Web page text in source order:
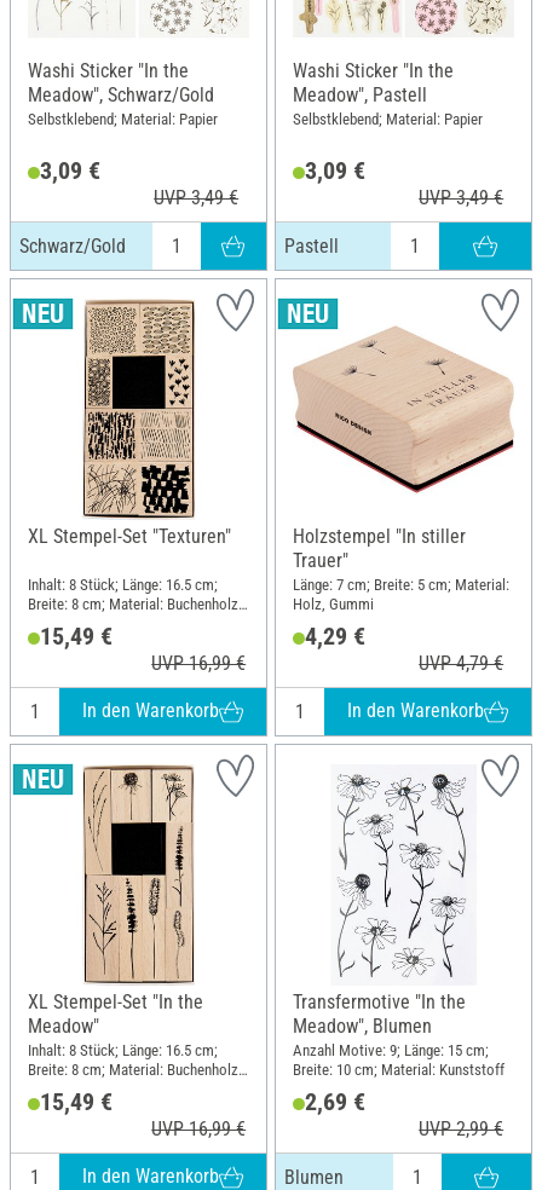
Washi Sticker "In the
Meadow", Schwarz/Gold
Selbstklebend; Material: Papier
3,09 €
UVP 3,49 €
Schwarz/Gold
Washi Sticker "In the
Meadow", Pastell
Selbstklebend; Material: Papier
3,09 €
UVP 3,49 €
Pastell
XL Stempel-Set "Texturen"
Inhalt: 8 Stück; Länge: 16.5 cm;
Breite: 8 cm; Material: Buchenholz,
15,49 €
UVP 16,99 €
In den Warenkorb
Holzstempel "In stiller
Trauer"
Länge: 7 cm; Breite: 5 cm; Material:
Holz, Gummi
4,29 €
UVP 4,79 €
In den Warenkorb
XL Stempel-Set "In the
Meadow"
Inhalt: 8 Stück; Länge: 16.5 cm;
Breite: 8 cm; Material: Buchenholz,
15,49 €
UVP 16,99 €
In den Warenkorb
Transfermotive "In the
Meadow", Blumen
Anzahl Motive: 9; Länge: 15 cm;
Breite: 10 cm; Material: Kunststoff
2,69 €
UVP 2,99 €
Blumen